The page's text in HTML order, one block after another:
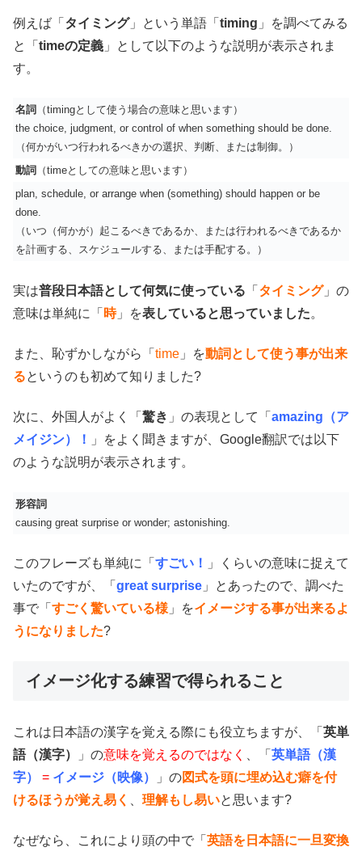
例えば「 タイミング」という単語「 timing 」を調べてみる
と「 timeの定義 」として以下のような説明が表示されま
す。
名詞 （timingとして使う場合の意味と思います）
the choice, judgment, or control of when something should be done.
（何かがいつ行われるべきかの選択、判断、または制御。）
動詞 （timeとしての意味と思います）
plan, schedule, or arrange when (something) should happen or be
done.
（いつ（何かが）起こるべきであるか、または行われるべきであるか
を計画する、スケジュールする、または手配する。）
実は普段日本語として何気に使っている 「 タイミング」の
意味は単純に「 時」を表していると思っていました。
また、恥ずかしながら「 time 」を動詞として使う事が出来
るというのも初めて知りました?
次に、外国人がよく「 驚き 」の表現として「 amazing（ア
メイジン）！
」をよく聞きますが、Google翻訳では以下
のような説明が表示されます。
形容詞
causing great surprise or wonder; astonishing.
このフレーズも単純に「 すごい！
」くらいの意味に捉えて
いたのですが、「 great surprise 」とあったので、調べた
事で「 すごく驚いている様 」をイメージする事が出来るよ
うになりました?
イメージ化する練習で得られること
これは日本語の漢字を覚える際にも役立ちますが、「 英単
語（漢字）
」の意味を覚えるのではなく 、「 英単語（漢
字）
= イメージ（映像） 」の図式を頭に埋め込む癖を付
けるほうが覚え易く
理解もし易いと思います?
なぜなら、これにより頭の中で「 英語を日本語に一旦変換